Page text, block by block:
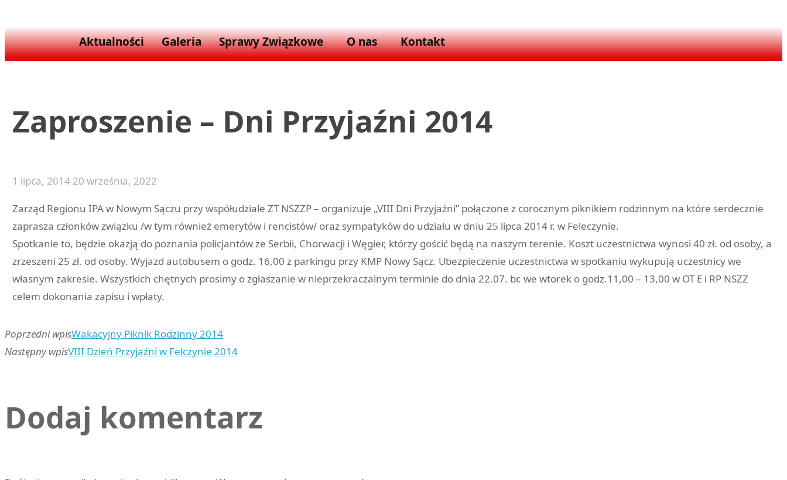
Aktualności Galeria Sprawy Związkowe O nas Kontakt
Zaproszenie – Dni Przyjaźni 2014
1 lipca, 2014 20 września, 2022
Zarząd Regionu IPA w Nowym Sączu przy współudziale ZT NSZZP – organizuje „VIII Dni Przyjaźni” połączone z corocznym piknikiem rodzinnym na które serdecznie
zaprasza członków związku /w tym również emerytów i rencistów/ oraz sympatyków do udziału w dniu 25 lipca 2014 r. w Feleczynie.
Spotkanie to, będzie okazją do poznania policjantów ze Serbii, Chorwacji i Węgier, którzy gościć będą na naszym terenie. Koszt uczestnictwa wynosi 40 zł. od osoby, a
zrzeszeni 25 zł. od osoby. Wyjazd autobusem o godz. 16,00 z parkingu przy KMP Nowy Sącz. Ubezpieczenie uczestnictwa w spotkaniu wykupują uczestnicy we
własnym zakresie. Wszystkich chętnych prosimy o zgłaszanie w nieprzekraczalnym terminie do dnia 22.07. br. we wtorek o godz.11,00 – 13,00 w OT E i RP NSZZ
celem dokonania zapisu i wpłaty.
Poprzedni wpisWakacyjny Piknik Rodzinny 2014
Następny wpisVIII Dzień Przyjaźni w Felczynie 2014
Dodaj komentarz